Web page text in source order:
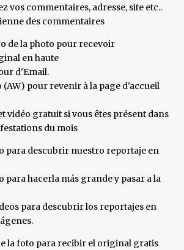
vos commentaires, adresse, site etc..
des commentaires
de la photo pour recevoir
en haute
d'Email.
(AW) pour revenir à la page d'accueil
vidéo gratuit si vous êtes présent dans
du mois
para descubrir nuestro reportaje en
para hacerla más grande y pasar a la
para descubrir los reportajes en
la foto para recibir el original gratis